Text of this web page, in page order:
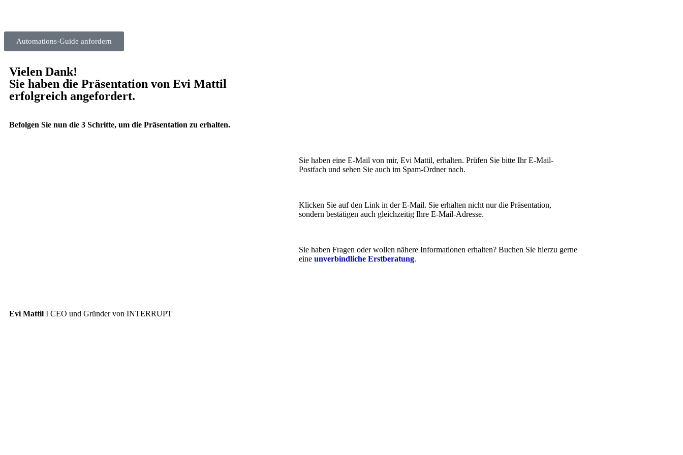
Automations-Guide anfordern
Vielen Dank!
Sie haben die Präsentation von Evi Mattil
erfolgreich angefordert.
Befolgen Sie nun die 3 Schritte, um die Präsentation zu erhalten.
Sie haben eine E-Mail von mir, Evi Mattil, erhalten. Prüfen Sie bitte Ihr E-Mail-
Postfach und sehen Sie auch im Spam-Ordner nach.
Klicken Sie auf den Link in der E-Mail. Sie erhalten nicht nur die Präsentation,
sondern bestätigen auch gleichzeitig Ihre E-Mail-Adresse.
Sie haben Fragen oder wollen nähere Informationen erhalten? Buchen Sie hierzu gerne
eine unverbindliche Erstberatung.
Evi Mattil I CEO und Gründer von INTERRUPT